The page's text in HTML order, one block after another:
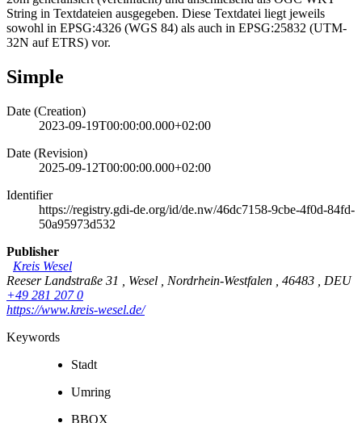
String in Textdateien ausgegeben. Diese Textdatei liegt jeweils
sowohl in EPSG:4326 (WGS 84) als auch in EPSG:25832 (UTM-
32N auf ETRS) vor.
Simple
Date (Creation)
2023-09-19T00:00:00.000+02:00
Date (Revision)
2025-09-12T00:00:00.000+02:00
Identifier
https://registry.gdi-de.org/id/de.nw/46dc7158-9cbe-4f0d-84fd-
50a95973d532
Publisher
Kreis Wesel
Reeser Landstraße 31
Wesel Nordrhein-Westfalen 46483
DEU
+49 281 207 0
https://www.kreis-wesel.de/
Keywords
Stadt
Umring
BBOX